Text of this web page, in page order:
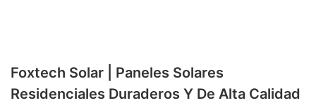
Foxtech Solar | Paneles Solares
Residenciales Duraderos Y De Alta Calidad